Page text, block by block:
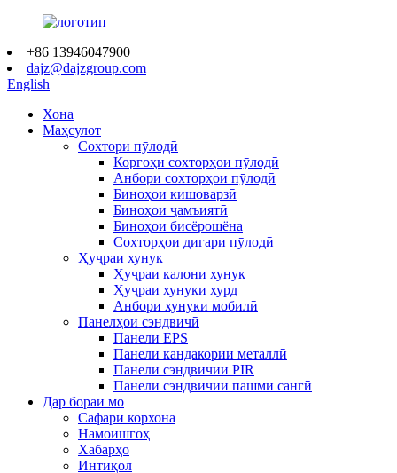
+86 13946047900
dajz@dajzgroup.com
English
Хона
Маҳсулот
Сохтори пӯлодӣ
Коргоҳи сохторҳои пӯлодӣ
Анбори сохторҳои пӯлодӣ
Биноҳои кишоварзӣ
Биноҳои ҷамъиятӣ
Биноҳои бисёрошёна
Сохторҳои дигари пӯлодӣ
Ҳуҷраи хунук
Ҳуҷраи калони хунук
Ҳуҷраи хунуки хурд
Анбори хунуки мобилӣ
Панелҳои сэндвичӣ
Панели EPS
Панели кандакории металлӣ
Панели сэндвичии PIR
Панели сэндвичии пашми сангӣ
Дар бораи мо
Сафари корхона
Намоишгоҳ
Хабарҳо
Интиқол